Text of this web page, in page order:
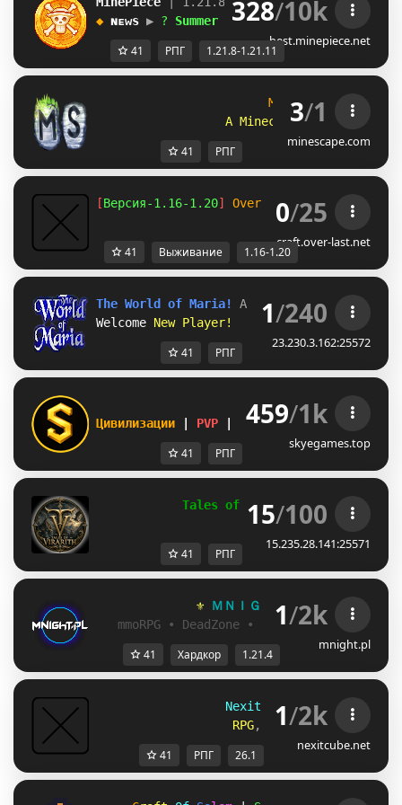
◆ ɴᴇᴡs ▶ ? Summer pdate ? .ɢɢ/
328/10k
best.minepiece.net
41 РПГ 1.21.8-1.21.11
MineScape
A Minecraft MMORPG
3/1
minescape.com
41 РПГ
[Версия-1.16-1.20] Over-Last.net -
0/25
craft.over-last.net
41 Выживание 1.16-1.20
The World of Maria! A Fantasy RPG Server
Welcome New Player! 1/240
23.230.3.162:25572
41 РПГ
SKYE
Цивилизации
PVP RPG | ИВЕНТЫ
459/1k
skyegames.top
41 РПГ
Tales of Virarith The
15/100
15.235.28.141:25571
41 РПГ
⚜ Ｍ Ｎ Ｉ Ｇ Ｔ ．Ｐ Ｌ
mmoRPG
• DeadZone • Surv • Har o
1/2k
mnight.pl
41 Хардкор 1.21.4
NexitCube.net 26.1+
RPG, Housing, Jobs
1/2k
nexitcube.net
41 РПГ 26.1